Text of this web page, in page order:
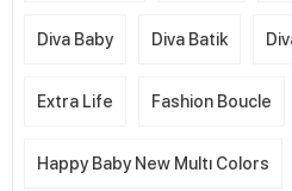
Diva Baby Diva Batik
Extra Life Fashion Boucle
Happy Baby New Multı Colors